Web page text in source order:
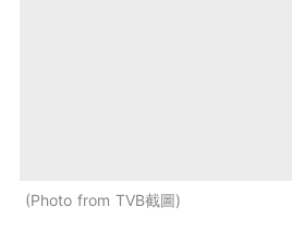
Photo from TVB截圖